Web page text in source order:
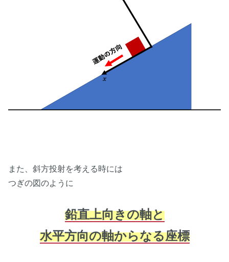
また、斜方投射を考える時には
つぎの図のように
鉛直上向きの軸と
水平方向の軸からなる座標